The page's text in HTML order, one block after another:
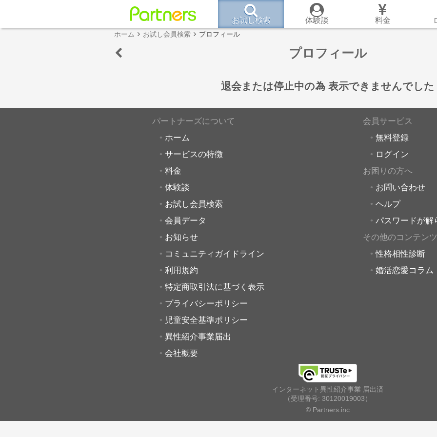
お試し検索 体験談 料金
ホーム お試し会員検索 プロフィール
プロフィール
退会または停止中の為 表示できませんでした
パートナーズについて
ホーム
サービスの特徴
料金
体験談
お試し会員検索
会員データ
お知らせ
コミュニティガイドライン
利用規約
特定商取引法に基づく表示
プライバシーポリシー
児童安全基準ポリシー
異性紹介事業届出
会社概要
会員サービス
無料登録
ログイン
お困りの方へ
お問い合わせ
ヘルプ
パスワードが解
その他のコンテンツ
性格相性診断
婚活恋愛コラム
インターネット異性紹介事業 届出済
（受理番号: 30120019003）
© Partners.inc